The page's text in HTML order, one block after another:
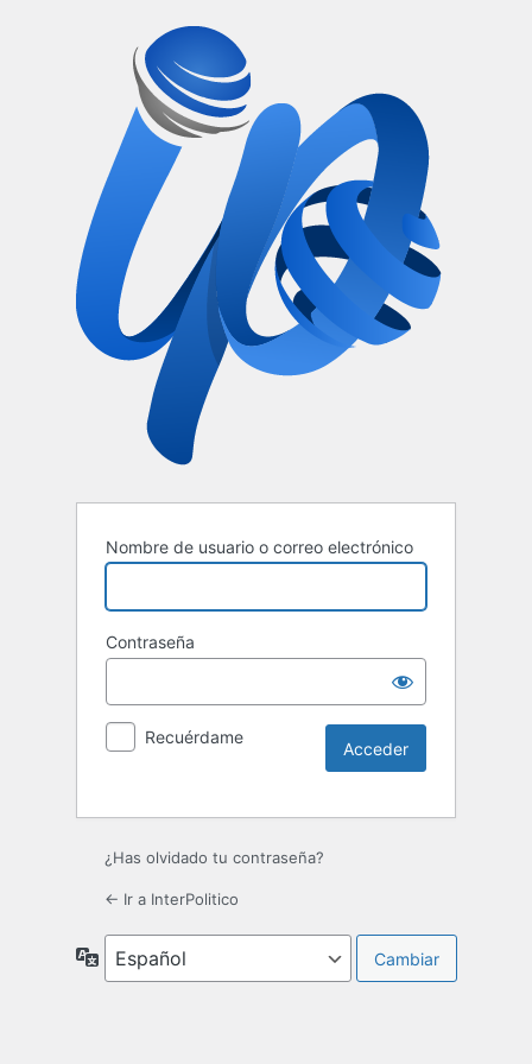
Nombre de usuario o correo electrónico
Contraseña
Recuérdame
¿Has olvidado tu contraseña?
← Ir a InterPolitico
Idioma